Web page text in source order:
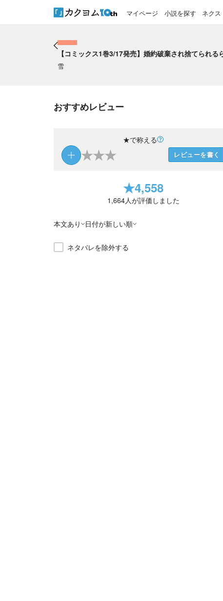
マイページ 小説を探す ネクス
【コミックス1巻3/17発売】婚約破棄され捨てられ
雪
おすすめレビュー
★で称える
★★★ レビューを書く
★4,558
1,664人が評価しました
本文あり 日付が新しい順
ネタバレを除外する